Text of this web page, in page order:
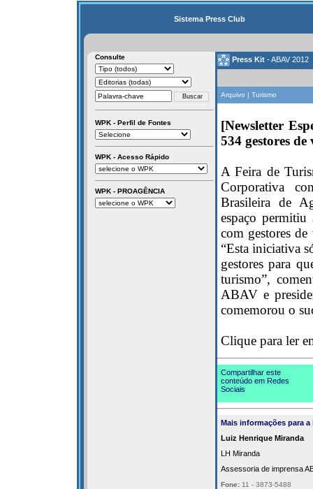
Sistema Press Club
Consulte
WPK - Perfil de Fontes
WPK - Acesso Rápido
WPK - PROAGÊNCIA
Press Kit - ABAV 2012
Arquivo | Turismo
[Newsletter
534 gestores de
A Feira de
Corporativa
Brasileira de
espaço
com gestores de
“Esta iniciativa
gestores para
turismo”,
ABAV e
comemorou o
Clique para ler
Compartilhar este
conteúdo em Redes
Sociais
Mais informações para a
Luiz Henrique Miranda
LH Miranda
Assessoria de imprensa
Fone: 11 - 3873-5488